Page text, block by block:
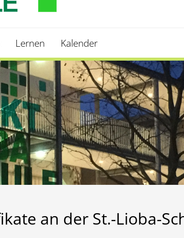
Lernen Kalender
an der St.-Lioba-